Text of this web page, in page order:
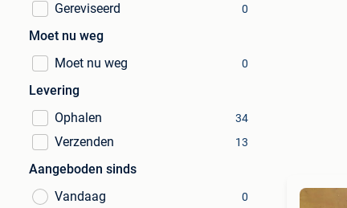
Gereviseerd 0
Moet nu weg
Moet nu weg
0
Levering
Ophalen
34
Verzenden 13
Aangeboden sinds
Vandaag
0